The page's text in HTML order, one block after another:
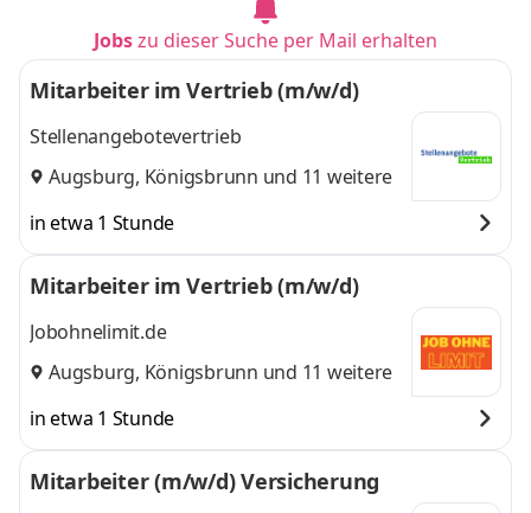
Jobszu dieser Suche per Mail erhalten
Mitarbeiter im Vertrieb (m/w/d)
Stellenangebotevertrieb
Augsburg, Königsbrunn und 11 weitere
in etwa 1 Stunde
Mitarbeiter im Vertrieb (m/w/d)
Jobohnelimit.de
Augsburg, Königsbrunn und 11 weitere
in etwa 1 Stunde
Mitarbeiter (m/w/d) Versicherung